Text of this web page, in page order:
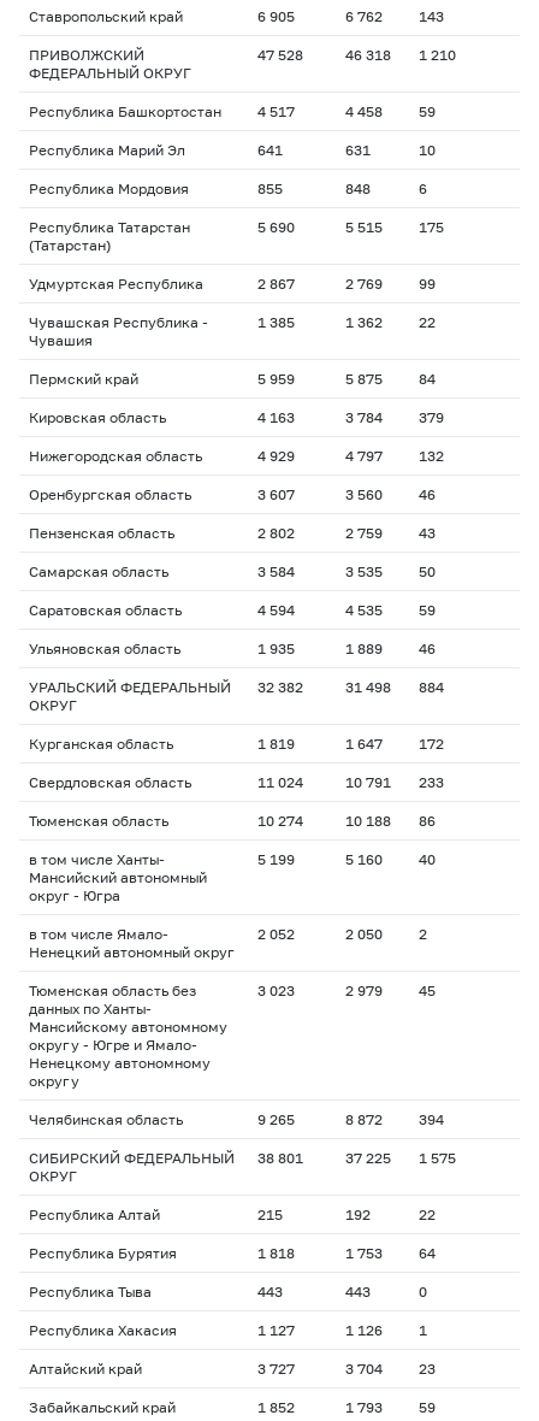
Ставропольский край 6 905 6 762 143
ПРИВОЛЖСКИЙ
ФЕДЕРАЛЬНЫЙ ОКРУГ
47 528 46 318 1 210
Республика Башкортостан 4 517 4 458 59
Республика Марий Эл 641 631 10
Республика Мордовия 855 848 6
Республика Татарстан
(Татарстан)
5 690 5 515 175
Удмуртская Республика 2 867 2 769 99
Чувашская Республика -
Чувашия
1 385 1 362 22
Пермский край 5 959 5 875 84
Кировская область 4 163 3 784 379
Нижегородская область 4 929 4 797 132
Оренбургская область 3 607 3 560 46
Пензенская область 2 802 2 759 43
Самарская область 3 584 3 535 50
Саратовская область 4 594 4 535 59
Ульяновская область 1 935 1 889 46
УРАЛЬСКИЙ ФЕДЕРАЛЬНЫЙ
ОКРУГ
32 382 31 498 884
Курганская область 1 819 1 647 172
Свердловская область 11 024 10 791 233
Тюменская область 10 274 10 188 86
в том числе Ханты-
Мансийский автономный
округ - Югра
5 199 5 160 40
в том числе Ямало-
Ненецкий автономный округ
2 052 2 050 2
Тюменская область без
данных по Ханты-
Мансийскому автономному
округу - Югре и Ямало-
Ненецкому автономному
округу
3 023 2 979 45
Челябинская область 9 265 8 872 394
СИБИРСКИЙ ФЕДЕРАЛЬНЫЙ
ОКРУГ
38 801 37 225 1 575
Республика Алтай 215 192 22
Республика Бурятия 1 818 1 753 64
Республика Тыва 443 443 0
Республика Хакасия 1 127 1 126 1
Алтайский край 3 727 3 704 23
Забайкальский край 1 852 1 793 59